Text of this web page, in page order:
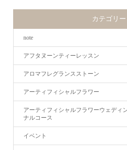
カテゴリー
note
アフタヌーンティーレッスン
アロマフレグランスストーン
アーティフィシャルフラワー
アーティフィシャルフラワーウェディ
ナルコース
イベント